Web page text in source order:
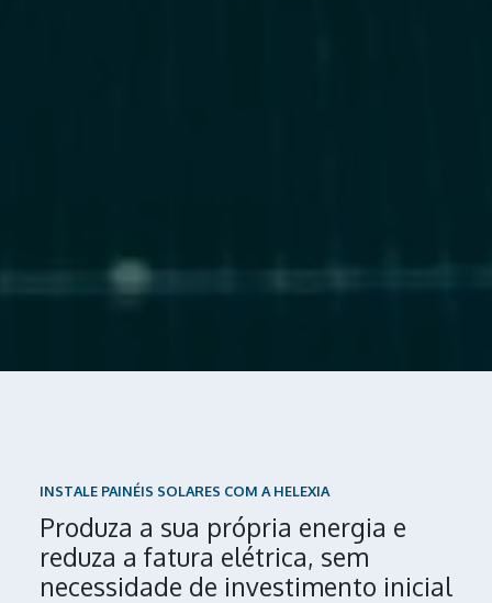
INSTALE PAINÉIS SOLARES COM A HELEXIA
Produza a sua própria energia e
reduza a fatura elétrica, sem
necessidade de investimento inicial